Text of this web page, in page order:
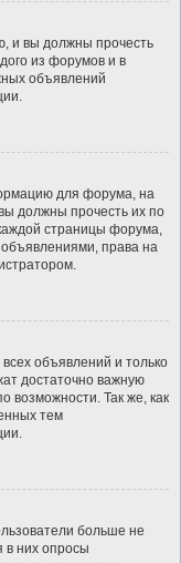
и вы должны прочесть
из форумов и в
объявлений
для форума, на
должны прочесть их по
страницы форума,
права на
объявлений и только
достаточно важную
возможности. Так же, как
тем
больше не
в них опросы